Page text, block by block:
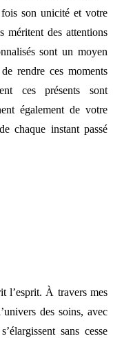
son unicité et votre
méritent des attentions
sont un moyen
rendre ces moments
ces présents sont
également de votre
chaque instant passé
l’esprit. À travers mes
des soins, avec
sans cesse